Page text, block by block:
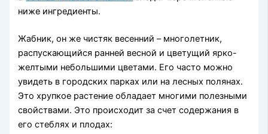
ниже ингредиенты.
Жабник, он же чистяк весенний – многолетник,
распускающийся ранней весной и цветущий ярко-
желтыми небольшими цветами. Его часто можно
увидеть в городских парках или на лесных полянах.
Это хрупкое растение обладает многими полезными
свойствами. Это происходит за счет содержания в
его стеблях и плодах: